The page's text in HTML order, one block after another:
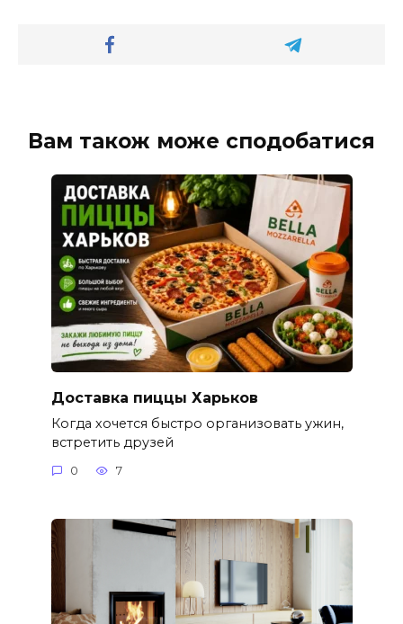
Вам також може сподобатися
Доставка пиццы Харьков
Когда хочется быстро организовать ужин,
встретить друзей
0 7